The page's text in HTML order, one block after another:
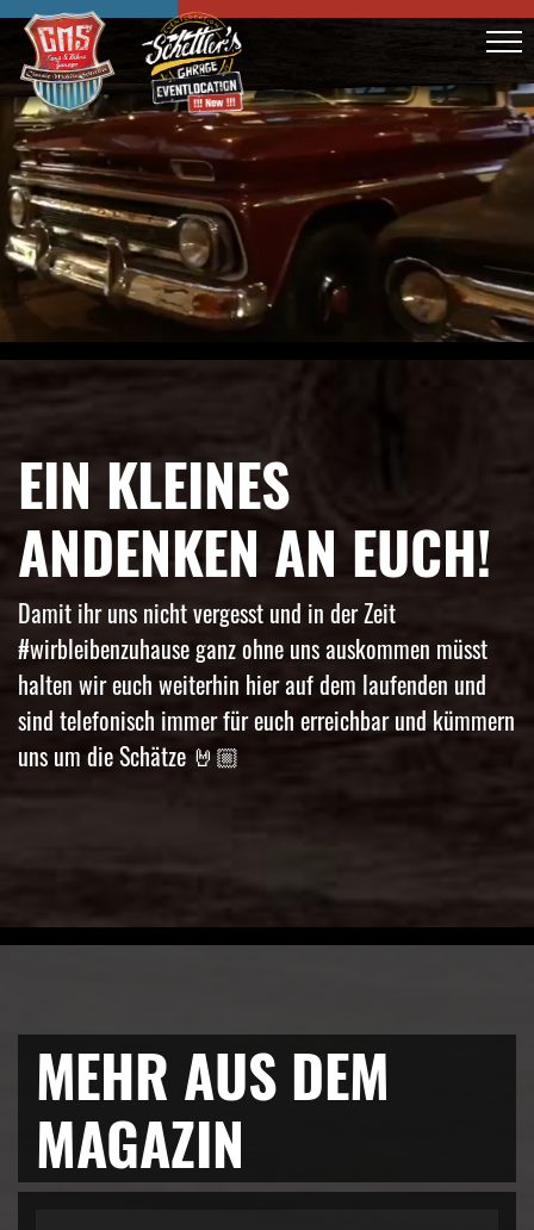
EIN KLEINES
ANDENKEN AN EUCH!
Damit ihr uns nicht vergesst und in der Zeit
#wirbleibenzuhause ganz ohne uns auskommen müsst
halten wir euch weiterhin hier auf dem laufenden und
sind telefonisch immer für euch erreichbar und kümmern
uns um die Schätze 🤘🏼
MEHR AUS DEM
MAGAZIN